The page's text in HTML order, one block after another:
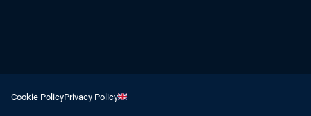
Cookie PolicyPrivacy Policy